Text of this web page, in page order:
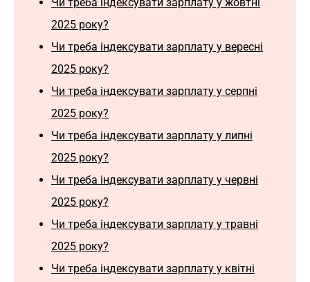
2025 року?
Чи треба індексувати зарплату у вересні
2025 року?
Чи треба індексувати зарплату у серпні
2025 року?
Чи треба індексувати зарплату у липні
2025 року?
Чи треба індексувати зарплату у червні
2025 року?
Чи треба індексувати зарплату у травні
2025 року?
Чи треба індексувати зарплату у квітні